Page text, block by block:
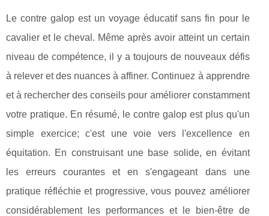
Le contre galop est un voyage éducatif sans fin pour le
cavalier et le cheval. Même après avoir atteint un certain
niveau de compétence, il y a toujours de nouveaux défis
à relever et des nuances à affiner. Continuez à apprendre
et à rechercher des conseils pour améliorer constamment
votre pratique. En résumé, le contre galop est plus qu'un
simple exercice; c'est une voie vers l'excellence en
équitation. En construisant une base solide, en évitant
les erreurs courantes et en s'engageant dans une
pratique réfléchie et progressive, vous pouvez améliorer
considérablement les performances et le bien-être de